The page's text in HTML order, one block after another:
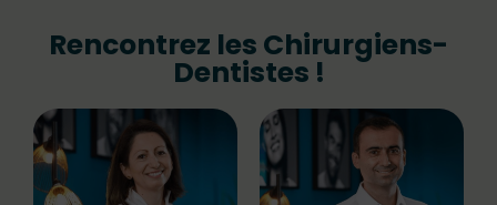
Rencontrez les Chirurgiens-
Dentistes !